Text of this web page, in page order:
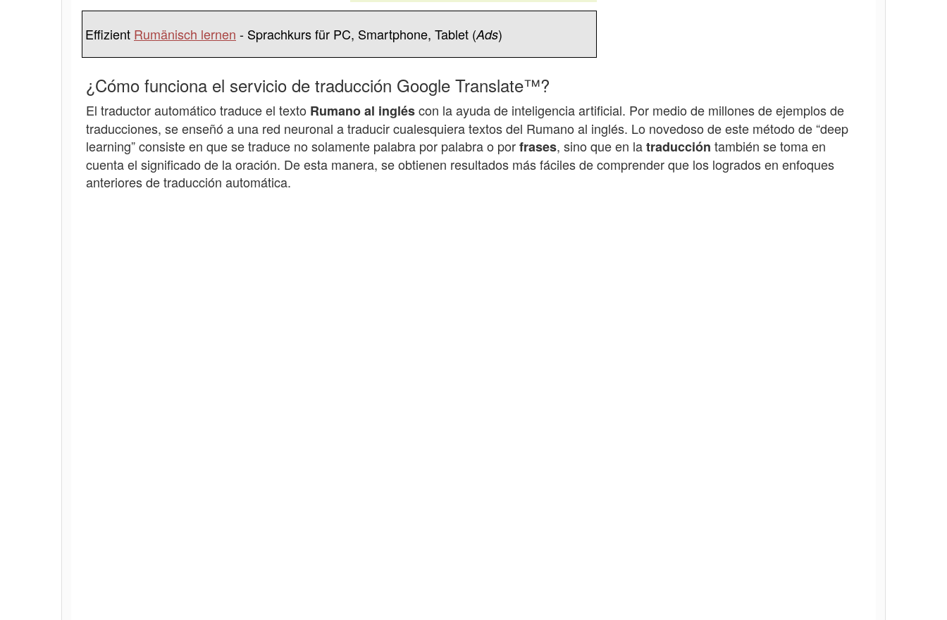
Effizient Rumänisch lernen - Sprachkurs für PC, Smartphone, Tablet (Ads)
¿Cómo funciona el servicio de traducción Google Translate™?
El traductor automático traduce el texto Rumanoal ingléscon la ayuda de inteligencia artificial. Por medio de millones de ejemplos de
traducciones, se enseñó a una red neuronal a traducir cualesquiera textos del Rumano al inglés. Lo novedoso de este método de “deep
learning” consiste en que se traduce no solamente palabra por palabra o porfrases, sino que en latraducción también se toma en
cuenta el significado de la oración. De esta manera, se obtienen resultados más fáciles de comprender que los logrados en enfoques
anteriores de traducción automática.